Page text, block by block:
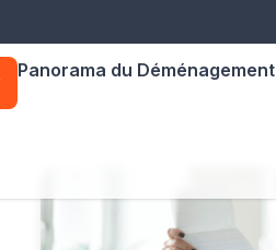
Panorama du Déménagement